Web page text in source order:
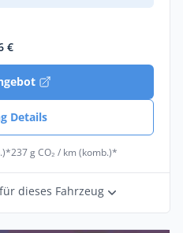
€
Details
237 g CO₂ / km (komb.)*
dieses Fahrzeug